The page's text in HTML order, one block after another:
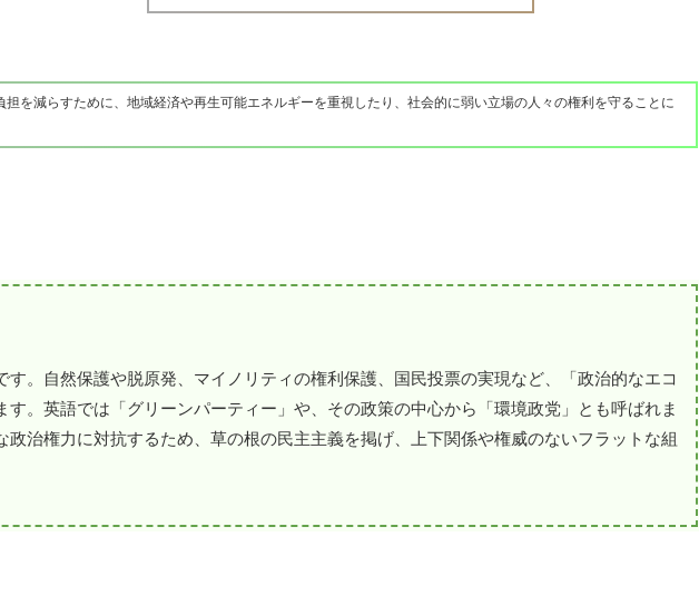
を減らすために、地域経済や再生可能エネルギーを重視したり、社会的に弱い立場の人々の権利を守ることに
す。自然保護や脱原発、マイノリティの権利保護、国民投票の実現など、「政治的なエコ
。英語では「グリーンパーティー」や、その政策の中心から「環境政党」とも呼ばれま
治権力に対抗するため、草の根の民主主義を掲げ、上下関係や権威のないフラットな組